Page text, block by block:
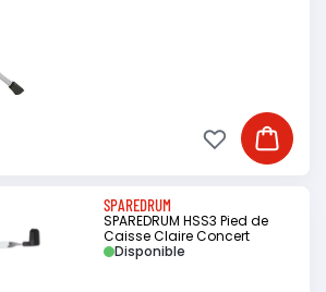
Ajouter
Ajouter à ma
SPAREDRUM
SPAREDRUM HSS3 Pied de
Caisse Claire Concert
Disponible